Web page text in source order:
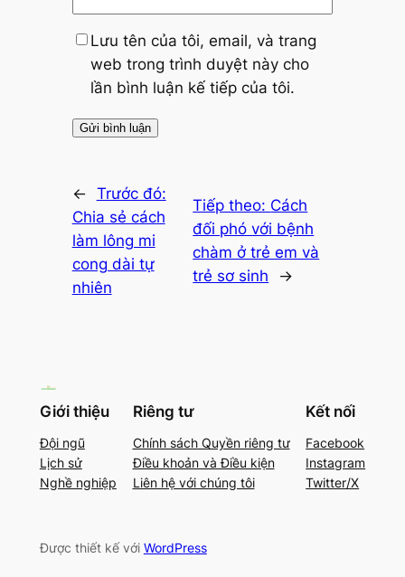
Lưu tên của tôi, email, và trang
web trong trình duyệt này cho
lần bình luận kế tiếp của tôi.
← Trước đó:
Chia sẻ cách
làm lông mi
cong dài tự
nhiên
Tiếp theo: Cách
đối phó với bệnh
chàm ở trẻ em và
trẻ sơ sinh
→
Giới thiệu
Đội ngũ
Lịch sử
Nghề nghiệp
Riêng tư
Chính sách Quyền riêng tư
Điều khoản và Điều kiện
Liên hệ với chúng tôi
Kết nối
Facebook
Instagram
Twitter/X
Được thiết kế với WordPress